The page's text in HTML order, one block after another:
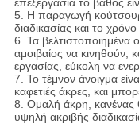
επεξεργασία το βάθος
5. Η παραγωγή
διαδικασίας και το
6. Τα βελτιστοποιημένα
αμοιβαίος να κινηθούν,
εργασίας, εύκολη να
7. Το τέμνον άνοιγμα
καφετιές άκρες, και
8. Ομαλή άκρη, κανένας
υψηλή ακριβής